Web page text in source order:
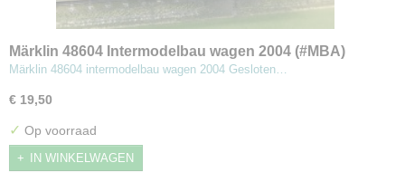
Märklin 48604 Intermodelbau wagen 2004 (#MBA)
Märklin 48604 intermodelbau wagen 2004 Gesloten…
€ 19,50
✓ Op voorraad
IN WINKELWAGEN